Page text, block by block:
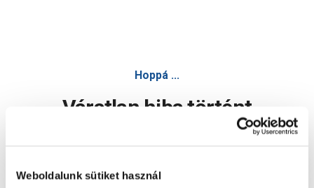
Weboldalunk sütiket használ
Hoppá ...
Váratlan hiba történt